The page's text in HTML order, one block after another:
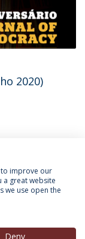
2020)
to improve our
a great website
we use open the
Deny